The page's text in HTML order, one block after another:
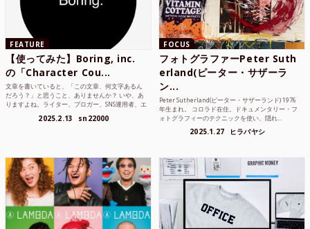
FEATURE
【使ってみた】Boring, inc.
の「Character Cou...
文章を書いていると、「この文章、何文字あるん
だろう？」と思うこと、ありませんか？ いや、あ
りますよね。ライター、ブロガー、SNS運用者、エ
2025.2.13 sn22000
FOCUS
フォトグラファーPeter Suth
erland(ピーター・サザーラ
ン...
Peter Sutherland(ピーター・サザーランド) 1976
年生まれ。 コロラド在住。ドキュメンタリー・フ
ォトグラフィーのテクニックを使い、隠れ...
2025.1.27 ヒラバヤシ